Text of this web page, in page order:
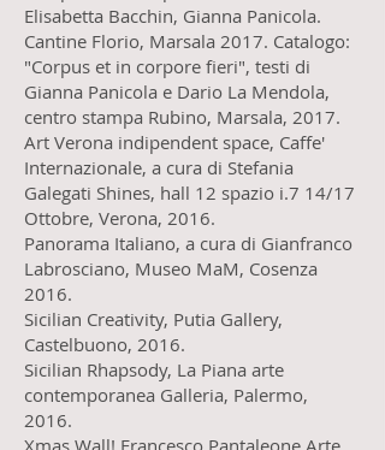
Elisabetta Bacchin, Gianna Panicola.
Cantine Florio, Marsala 2017. Catalogo:
"Corpus et in corpore fieri", testi di
Gianna Panicola e Dario La Mendola,
centro stampa Rubino, Marsala, 2017.
Art Verona indipendent space, Caffe'
Internazionale, a cura di Stefania
Galegati Shines, hall 12 spazio i.7 14/17
Ottobre, Verona, 2016.
Panorama Italiano, a cura di Gianfranco
Labrosciano, Museo MaM, Cosenza
2016.
Sicilian Creativity, Putia Gallery,
Castelbuono, 2016.
Sicilian Rhapsody, La Piana arte
contemporanea Galleria, Palermo,
2016.
Xmas Wall! Francesco Pantaleone Arte